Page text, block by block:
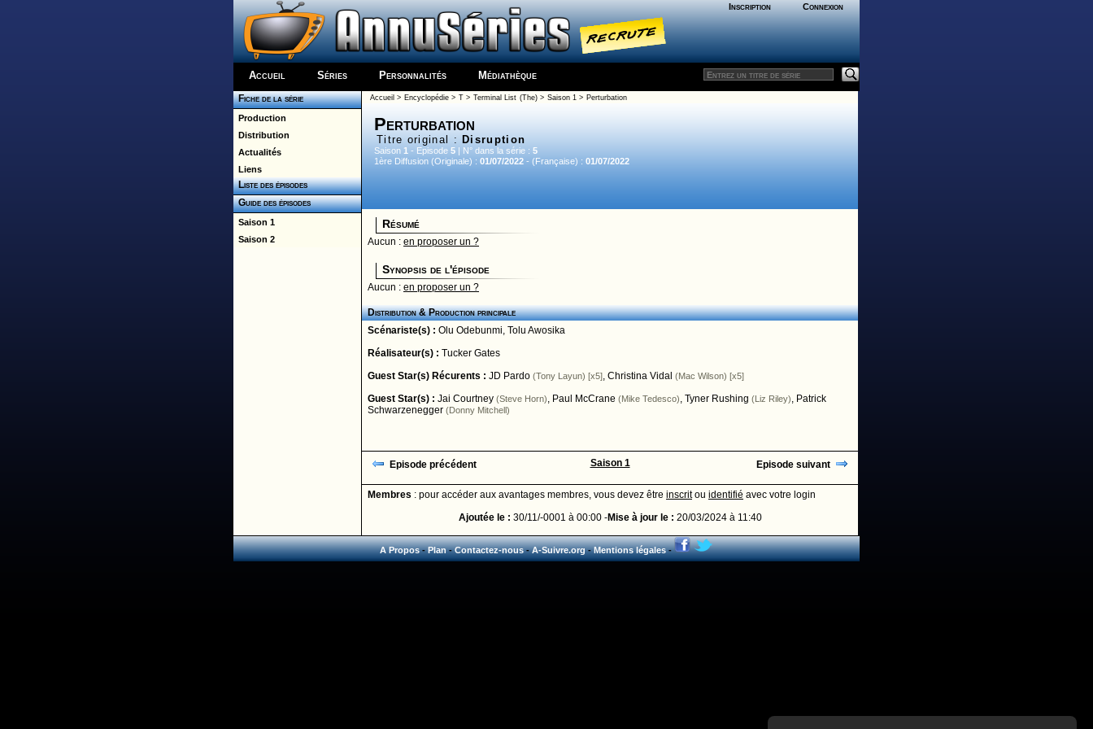
Inscription Connexion
Accueil Séries Personnalités Médiathèque
Fiche de la série
Production
Distribution
Actualités
Liens
Liste des épisodes
Guide des épisodes
Saison 1
Saison 2
Accueil > Encyclopédie> T> Terminal List (The)> Saison 1> Perturbation
Perturbation
Titre original : Disruption
Saison 1 - Episode 5 | N° dans la série : 5
1ère Diffusion (Originale) : 01/07/2022 - (Française) : 01/07/2022
Résumé
Aucun : en proposer un ?
Synopsis de l'épisode
Aucun : en proposer un ?
Distribution & Production principale
Scénariste(s) : Olu Odebunmi, Tolu Awosika
Réalisateur(s) : Tucker Gates
Guest Star(s) Récurents : JD Pardo (Tony Layun) [x5], Christina Vidal (Mac Wilson) [x5]
Guest Star(s) : Jai Courtney (Steve Horn), Paul McCrane (Mike Tedesco), Tyner Rushing (Liz Riley), Patrick
Schwarzenegger (Donny Mitchell)
Episode précédent Saison 1 Episode suivant
Membres : pour accéder aux avantages membres, vous devez être inscritou identifié avec votre login
Ajoutée le : 30/11/-0001 à 00:00 -Mise à jour le : 20/03/2024 à 11:40
A Propos-Plan-Contactez-nous-A-Suivre.org-Mentions légales-